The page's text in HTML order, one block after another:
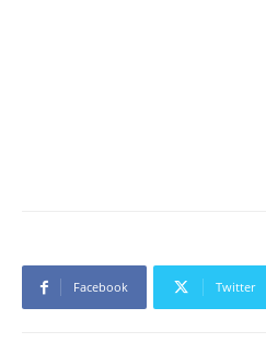
Facebook Twitter